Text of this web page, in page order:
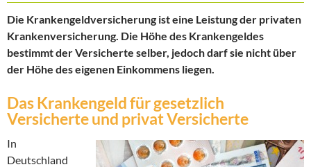
Die Krankengeldversicherung ist eine Leistung der privaten
Krankenversicherung. Die Höhe des Krankengeldes
bestimmt der Versicherte selber, jedoch darf sie nicht über
der Höhe des eigenen Einkommens liegen.
Das Krankengeld für gesetzlich
Versicherte und privat Versicherte
In
Deutschland